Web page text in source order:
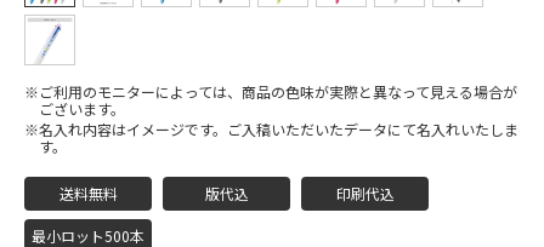
ご利用のモニターによっては、商品の色味が実際と異なって見える場合が
ございます。
名入れ内容はイメージです。ご入稿いただいたデータにて名入れいたしま
す。
送料無料 版代込 印刷代込
最小ロット500本